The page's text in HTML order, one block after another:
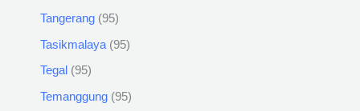
Tangerang 95
Tasikmalaya 95
Tegal 95
Temanggung 95